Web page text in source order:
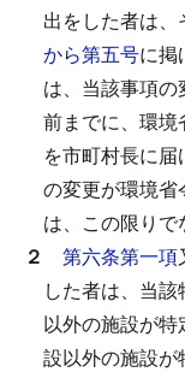
出をした者は、
から第五号に掲
は、当該事項
前までに、環境
を市町村長に届
の変更が環境省
は、この限りで
２ 第六条第一項
した者は、当
以外の施設が
設以外の施設